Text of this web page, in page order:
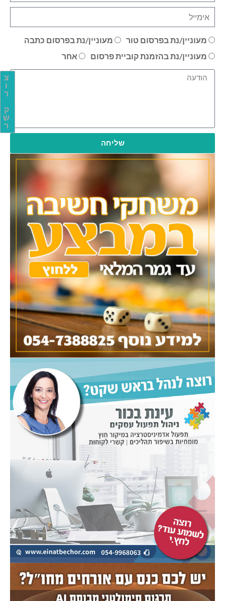
צ
ו
ר
ק
ש
ר
מעוניין/נת בפרסום טור
מעוניין/נת בפרסום כתבה
מעוניין/נת בהזמנת קוביית פרסום
אחר
שליחה